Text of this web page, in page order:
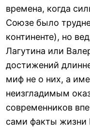
времена, когда
Союзе было
континенте), но
Лагутина или
достижений
миф не о них, а
неизгладимым
современников
сами факты жизни